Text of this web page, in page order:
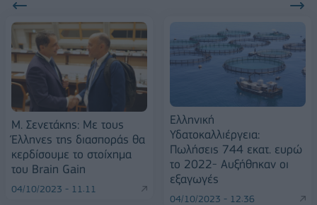
Μ. Σενετάκης: Με τους
Έλληνες της διασποράς θα
κερδίσουμε το στοίχημα
του Brain Gain
04/10/2023 - 11:11
Ελληνική
Υδατοκαλλιέργεια:
Πωλήσεις 744 εκατ. ευρώ
το 2022- Αυξήθηκαν οι
εξαγωγές
04/10/2023 - 12:36